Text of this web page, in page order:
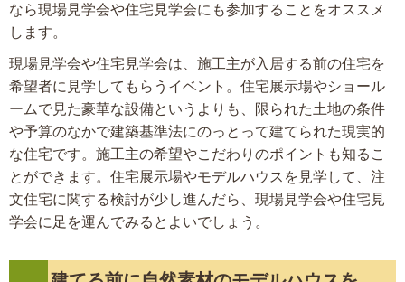
なら現場見学会や住宅見学会にも参加することをオススメ
します。
現場見学会や住宅見学会は、施工主が入居する前の住宅を
希望者に見学してもらうイベント。住宅展示場やショール
ームで見た豪華な設備というよりも、限られた土地の条件
や予算のなかで建築基準法にのっとって建てられた現実的
な住宅です。施工主の希望やこだわりのポイントも知るこ
とができます。住宅展示場やモデルハウスを見学して、注
文住宅に関する検討が少し進んだら、現場見学会や住宅見
学会に足を運んでみるとよいでしょう。